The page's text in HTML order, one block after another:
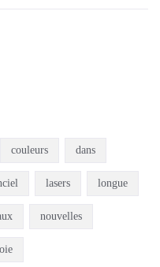
couleurs dans
lasers longue
nouvelles